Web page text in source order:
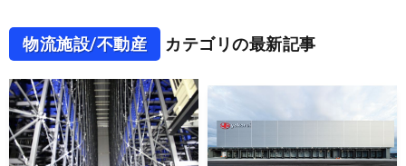
物流施設/不動産 カテゴリの最新記事